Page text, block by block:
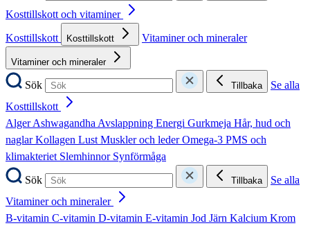
Kosttillskott och vitaminer
Kosttillskott
Kosttillskott Vitaminer och mineraler
Vitaminer och mineraler
Sök Tillbaka
Se alla
Kosttillskott
AlgerAshwagandhaAvslappning Energi Gurkmeja Hår, hud och
naglarKollagen LustMuskler och lederOmega-3 PMS och
klimakteriet Slemhinnor Synförmåga
Sök
Tillbaka
Se alla
Vitaminer och mineraler
B-vitamin C-vitamin D-vitamin E-vitamin Jod Järn Kalcium Krom